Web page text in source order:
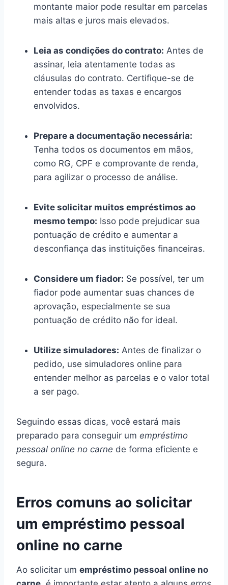
montante maior pode resultar em parcelas
mais altas e juros mais elevados.
Leia as condições do contrato: Antes de
assinar, leia atentamente todas as
cláusulas do contrato. Certifique-se de
entender todas as taxas e encargos
envolvidos.
Prepare a documentação necessária:
Tenha todos os documentos em mãos,
como RG, CPF e comprovante de renda,
para agilizar o processo de análise.
Evite solicitar muitos empréstimos ao
mesmo tempo: Isso pode prejudicar sua
pontuação de crédito e aumentar a
desconfiança das instituições financeiras.
Considere um fiador: Se possível, ter um
fiador pode aumentar suas chances de
aprovação, especialmente se sua
pontuação de crédito não for ideal.
Utilize simuladores: Antes de finalizar o
pedido, use simuladores online para
entender melhor as parcelas e o valor total
a ser pago.
Seguindo essas dicas, você estará mais
preparado para conseguir um empréstimo
pessoal online no carne de forma eficiente e
segura.
Erros comuns ao solicitar
um empréstimo pessoal
online no carne
Ao solicitar um empréstimo pessoal online no